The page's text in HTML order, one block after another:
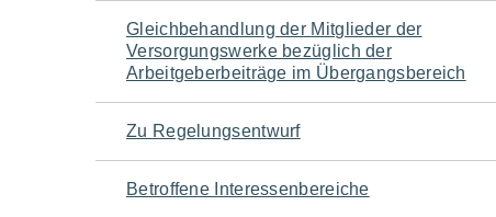
Navigation
für
den
Seiteninhalt
Gleichbehandlung der Mitglieder der
Versorgungswerke bezüglich der
Arbeitgeberbeiträge im Übergangsbereich
Zu Regelungsentwurf
Betroffene Interessenbereiche